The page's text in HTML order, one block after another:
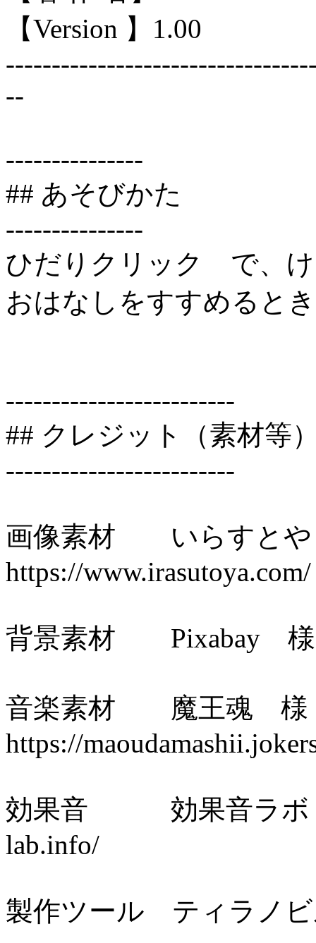
【Version 】1.00
--
---------------
## あそびかた
---------------
ひだりクリック で、
おはなしをすすめると
-------------------------
## クレジット（素材等
-------------------------
画像素材 いらす
https://www.irasutoya.com/
背景素材 Pixabay 様
音楽素材 魔王
https://
効果音 効果音ラボ
lab.info/
製作ツール ティラノ